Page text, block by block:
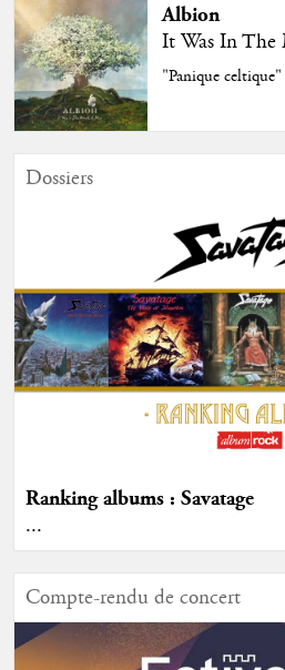
Albion
It Was In
"Panique celtique"
Dossiers
Ranking albums : Savatage
...
Compte-rendu de concert